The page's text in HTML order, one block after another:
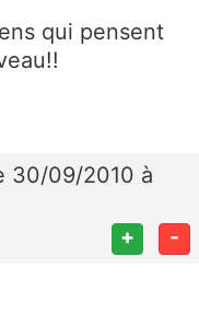
qui pensent
30/09/2010 à
+ -